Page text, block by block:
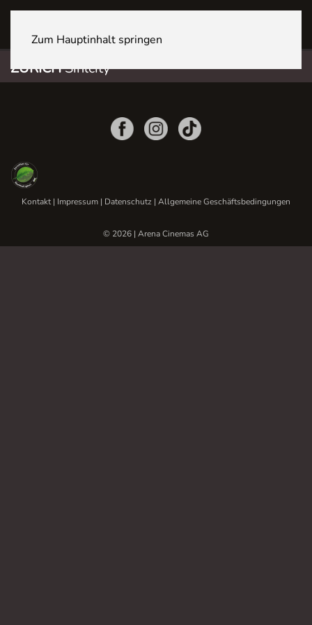
Zum Hauptinhalt springen
ZÜRICHSihlcity
Kontakt| Impressum | Datenschutz | Allgemeine Geschäftsbedingungen
© 2026 | Arena Cinemas AG